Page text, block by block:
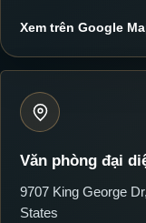
Xem trên Google
Văn phòng đại
9707 King George
States